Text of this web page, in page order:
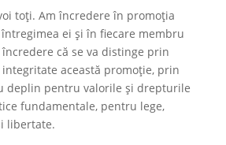
toți. Am încredere în promoția
întregimea ei și în fiecare membru
că se va distinge prin
această promoție, prin
deplin pentru valorile și drepturile
fundamentale, pentru lege,
libertate.